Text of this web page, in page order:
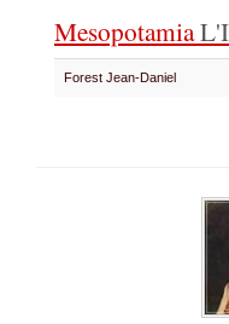
Mesopotamia
Forest Jean-Daniel